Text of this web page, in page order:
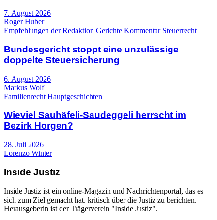
7. August 2026
Roger Huber
Empfehlungen der Redaktion Gerichte Kommentar Steuerrecht
Bundesgericht stoppt eine unzulässige
doppelte Steuersicherung
6. August 2026
Markus Wolf
Familienrecht Hauptgeschichten
Wieviel Sauhäfeli-Saudeggeli herrscht im
Bezirk Horgen?
28. Juli 2026
Lorenzo Winter
Inside Justiz
Inside Justiz ist ein online-Magazin und Nachrichtenportal, das es
sich zum Ziel gemacht hat, kritisch über die Justiz zu berichten.
Herausgeberin ist der Trägerverein "Inside Justiz".